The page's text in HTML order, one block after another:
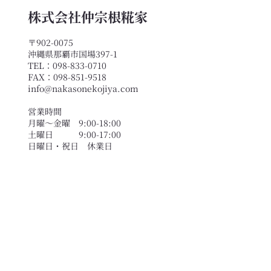
糀家の発酵まなび会のご案内
株式会社仲宗根糀家
〒902-0075
沖縄県那覇市国場397-1
TEL：098-833-0710
FAX：098-851-9518
info@nakasonekojiya.com
営業時間
月曜〜金曜 9:00-18:00
土曜日 9:00-17:00
​日曜日・祝日 休業日